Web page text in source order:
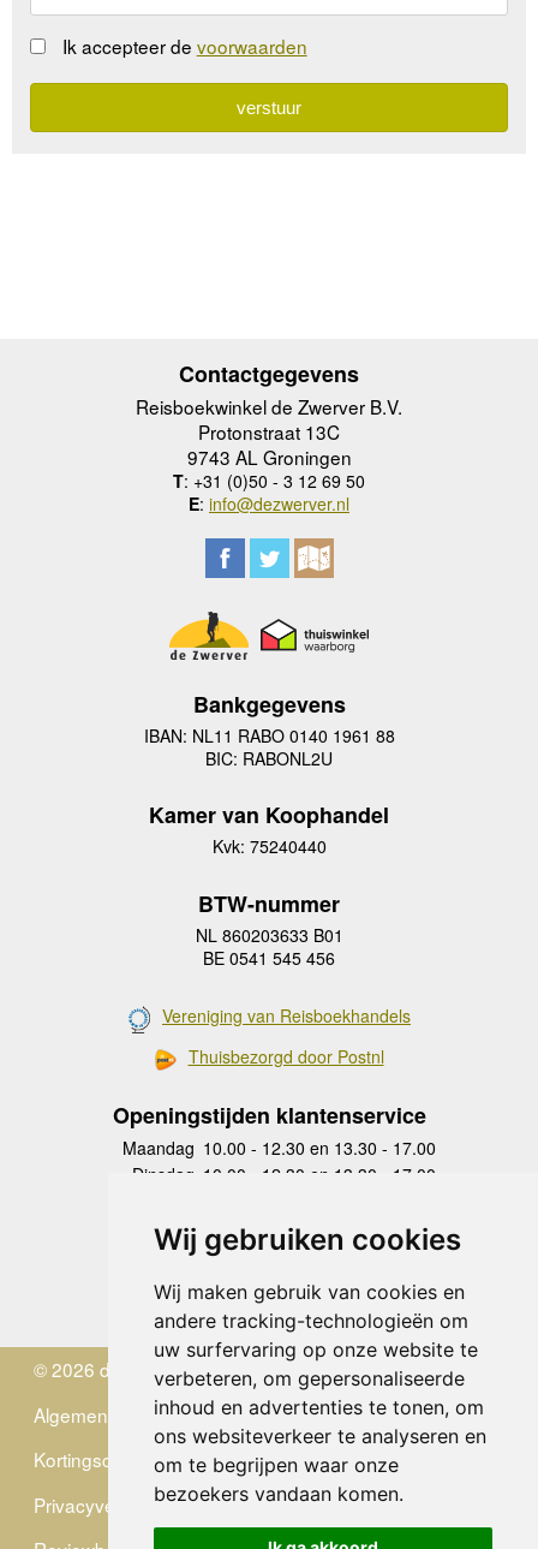
Wij gebruiken cookies
Wij maken gebruik van cookies en
andere tracking-technologieën om
uw surfervaring op onze website te
verbeteren, om gepersonaliseerde
inhoud en advertenties te tonen, om
ons websiteverkeer te analyseren en
om te begrijpen waar onze
bezoekers vandaan komen.
Ik accepteer de voorwaarden
Contactgegevens
Reisboekwinkel de Zwerver B.V.
Protonstraat 13C
9743 AL Groningen
T: +31 (0)50 - 3 12 69 50
E: info@dezwerver.nl
Bankgegevens
IBAN: NL11 RABO 0140 1961 88
BIC: RABONL2U
Kamer van Koophandel
Kvk: 75240440
BTW-nummer
NL 860203633 B01
BE 0541 545 456
Vereniging van Reisboekhandels
Thuisbezorgd door Postnl
Openingstijden klantenservice
Maandag 10.00 - 12.30 en 13.30 - 17.00
Dinsdag 10.00 - 12.30 en 13.30 - 17.00
Donderdag
10.00 - 12.30 en 13.30 - 17.00
Vrijdag 10.00 - 12.30 en 13.30 - 17.00
Zaterdag
gesloten
Zondag gesloten
© 2026 de Zwerver
Algemene Voorwaarden
Kortingscode
Privacyverklaring